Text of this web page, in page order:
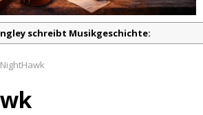
schreibt Musikgeschichte:
neue Single „Late Night
– eine Hymne auf unvergessliche
NightHawk